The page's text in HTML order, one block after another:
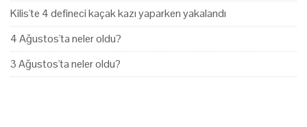
Kilis'te 4 defineci kaçak kazı yaparken yakalandı
4 Ağustos'ta neler oldu?
3 Ağustos'ta neler oldu?